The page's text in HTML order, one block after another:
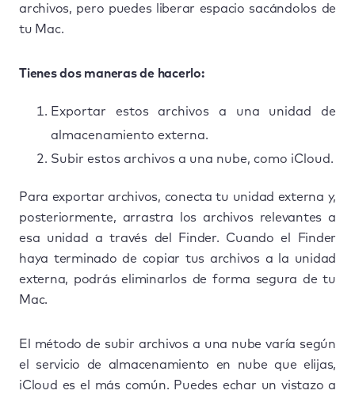
archivos, pero puedes liberar espacio sacándolos de
tu Mac.
Tienes dos maneras de hacerlo:
Exportar estos archivos a una unidad de
almacenamiento externa.
Subir estos archivos a una nube, como iCloud.
Para exportar archivos, conecta tu unidad externa y,
posteriormente, arrastra los archivos relevantes a
esa unidad a través del Finder. Cuando el Finder
haya terminado de copiar tus archivos a la unidad
externa, podrás eliminarlos de forma segura de tu
Mac.
El método de subir archivos a una nube varía según
el servicio de almacenamiento en nube que elijas,
iCloud es el más común. Puedes echar un vistazo a